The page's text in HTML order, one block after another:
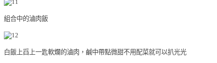
組合中的滷肉飯
白飯上舀上一匙軟爛的滷肉，鹹中帶點微甜不用配菜就可以扒光光